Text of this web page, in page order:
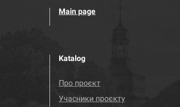
Main page
Katalog
Про проєкт
Учасники проєкту